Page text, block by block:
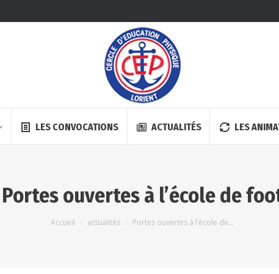
LES CONVOCATIONS ACTUALITÉS LES
Portes ouvertes à l’école de
Vous êtes ici :
Accueil actualités Portes ouvertes à l’école de…